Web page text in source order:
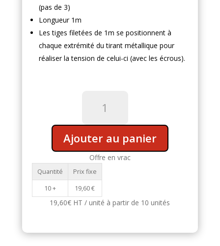
(pas de 3)
Longueur 1m
Les tiges filetées de 1m se positionnent à
chaque extrémité du tirant métallique pour
réaliser la tension de celui-ci (avec les écrous).
filetée
M24
-
Acier
brut
classe
10.9
Ajouter au panier
A
a
Offre en vrac
Quantité
Prix fixe
10 +
19,60€
19,60€ HT / unité à partir de 10 unités